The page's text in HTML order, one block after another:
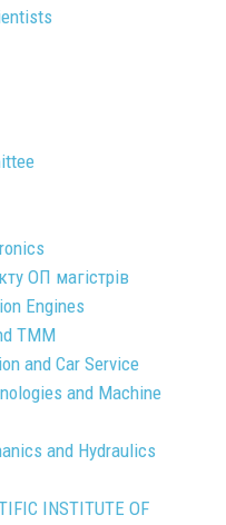
ОП магістрів
Engines
TMM
and Car Service
and Machine
and Hydraulics
INSTITUTE OF